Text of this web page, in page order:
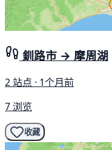
釧路市 → 摩周湖
2 站点 · 1个月前
7 浏览
收藏